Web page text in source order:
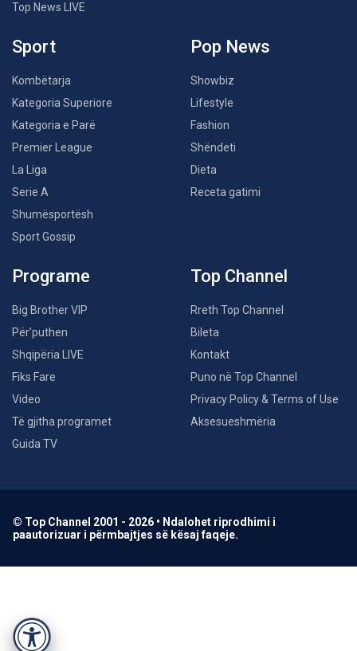
Top News LIVE
Sport
Kombëtarja
Kategoria Superiore
Kategoria e Parë
Premier League
La Liga
Serie A
Shumësportësh
Sport Gossip
Pop News
Showbiz
Lifestyle
Fashion
Shëndeti
Dieta
Receta gatimi
Programe
Big Brother VIP
Për’puthen
Shqipëria LIVE
Fiks Fare
Video
Të gjitha programet
Guida TV
Top Channel
Rreth Top Channel
Bileta
Kontakt
Puno në Top Channel
Privacy Policy & Terms of Use
Aksesueshmëria
© Top Channel 2001 - 2026 • Ndalohet riprodhimi i
paautorizuar i përmbajtjes së kësaj faqeje.